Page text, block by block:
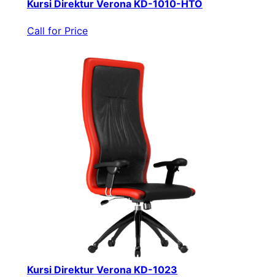
Kursi Direktur Verona KD-1010-HTO
Call for Price
Kursi Direktur Verona KD-1023